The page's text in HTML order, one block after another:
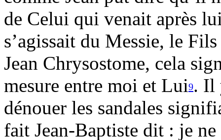
de Celui qui venait après
s’agissait du Messie, le
Jean Chrysostome, cela
mesure entre moi et Lui9. Il
dénouer les sandales
fait Jean-Baptiste dit : je